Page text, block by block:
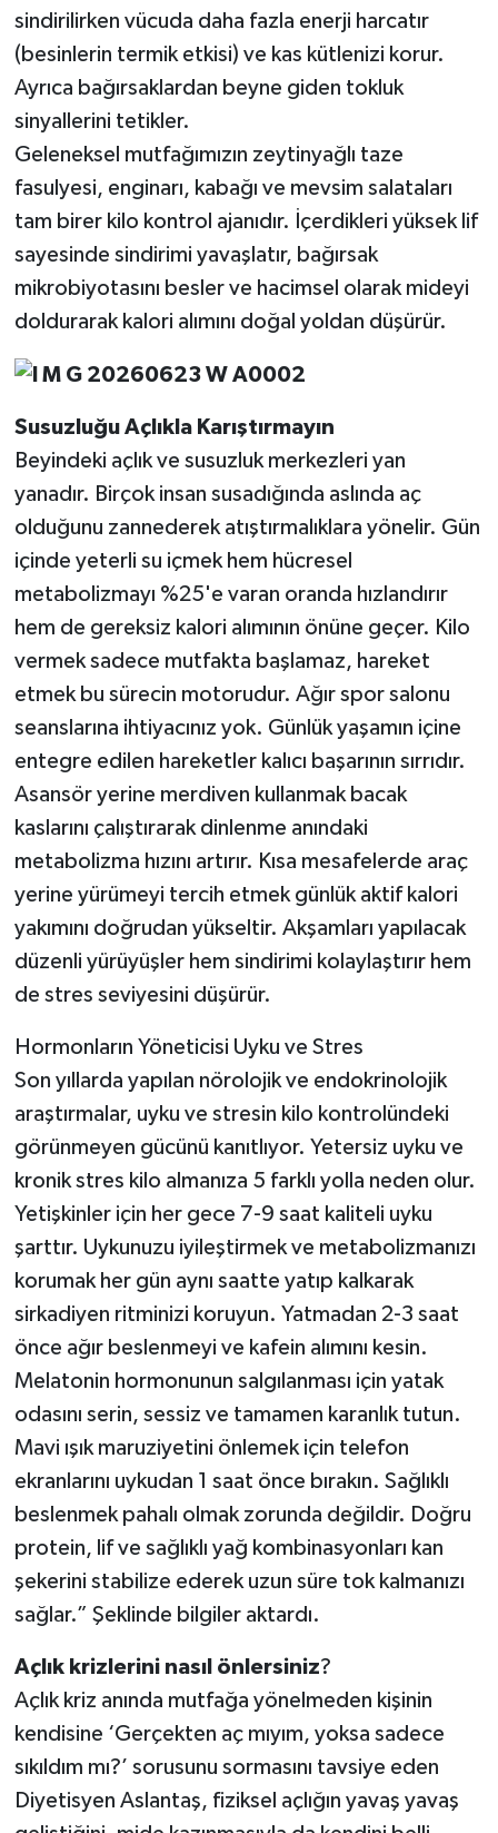
sindirilirken vücuda daha fazla enerji harcatır
(besinlerin termik etkisi) ve kas kütlenizi korur.
Ayrıca bağırsaklardan beyne giden tokluk
sinyallerini tetikler.
Geleneksel mutfağımızın zeytinyağlı taze
fasulyesi, enginarı, kabağı ve mevsim salataları
tam birer kilo kontrol ajanıdır. İçerdikleri yüksek lif
sayesinde sindirimi yavaşlatır, bağırsak
mikrobiyotasını besler ve hacimsel olarak mideyi
doldurarak kalori alımını doğal yoldan düşürür.
Susuzluğu Açlıkla Karıştırmayın
Beyindeki açlık ve susuzluk merkezleri yan
yanadır. Birçok insan susadığında aslında aç
olduğunu zannederek atıştırmalıklara yönelir. Gün
içinde yeterli su içmek hem hücresel
metabolizmayı %25'e varan oranda hızlandırır
hem de gereksiz kalori alımının önüne geçer. Kilo
vermek sadece mutfakta başlamaz, hareket
etmek bu sürecin motorudur. Ağır spor salonu
seanslarına ihtiyacınız yok. Günlük yaşamın içine
entegre edilen hareketler kalıcı başarının sırrıdır.
Asansör yerine merdiven kullanmak bacak
kaslarını çalıştırarak dinlenme anındaki
metabolizma hızını artırır. Kısa mesafelerde araç
yerine yürümeyi tercih etmek günlük aktif kalori
yakımını doğrudan yükseltir. Akşamları yapılacak
düzenli yürüyüşler hem sindirimi kolaylaştırır hem
de stres seviyesini düşürür.
Hormonların Yöneticisi Uyku ve Stres
Son yıllarda yapılan nörolojik ve endokrinolojik
araştırmalar, uyku ve stresin kilo kontrolündeki
görünmeyen gücünü kanıtlıyor. Yetersiz uyku ve
kronik stres kilo almanıza 5 farklı yolla neden olur.
Yetişkinler için her gece 7-9 saat kaliteli uyku
şarttır. Uykunuzu iyileştirmek ve metabolizmanızı
korumak her gün aynı saatte yatıp kalkarak
sirkadiyen ritminizi koruyun. Yatmadan 2-3 saat
önce ağır beslenmeyi ve kafein alımını kesin.
Melatonin hormonunun salgılanması için yatak
odasını serin, sessiz ve tamamen karanlık tutun.
Mavi ışık maruziyetini önlemek için telefon
ekranlarını uykudan 1 saat önce bırakın. Sağlıklı
beslenmek pahalı olmak zorunda değildir. Doğru
protein, lif ve sağlıklı yağ kombinasyonları kan
şekerini stabilize ederek uzun süre tok kalmanızı
sağlar.” Şeklinde bilgiler aktardı.
Açlık krizlerini nasıl önlersiniz?
Açlık kriz anında mutfağa yönelmeden kişinin
kendisine ‘Gerçekten aç mıyım, yoksa sadece
sıkıldım mı?’ sorusunu sormasını tavsiye eden
Diyetisyen Aslantaş, fiziksel açlığın yavaş yavaş